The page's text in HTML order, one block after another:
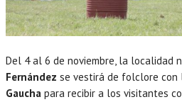
Del 4 al 6 de noviembre, la localidad
Fernández se vestirá de folclore con
Gaucha para recibir a los visitantes